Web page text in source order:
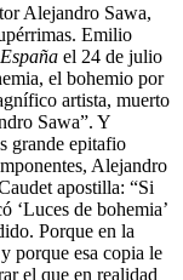
Alejandro Sawa,
Emilio
España el 24 de julio
el bohemio por
artista, muerto
Sawa”. Y
grande epitafio
Alejandro
apostilla: “Si
‘Luces de bohemia’
Porque en la
porque esa copia le
el que en realidad